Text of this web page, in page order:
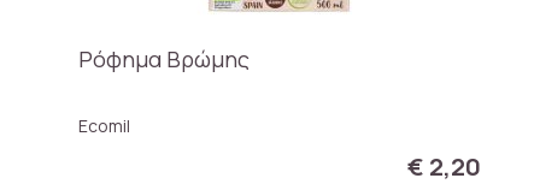
Ρόφημα Βρώμης
Ecomil
€ 2,20